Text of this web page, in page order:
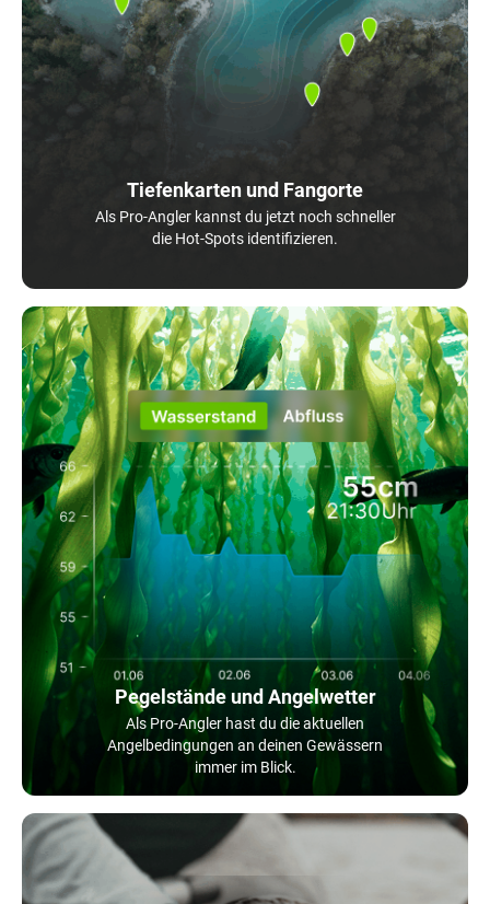
Tiefenkarten und Fangorte
Als Pro-Angler kannst du jetzt noch schneller
die Hot-Spots identifizieren.
Pegelstände und Angelwetter
Als Pro-Angler hast du die aktuellen
Angelbedingungen an deinen Gewässern
immer im Blick.